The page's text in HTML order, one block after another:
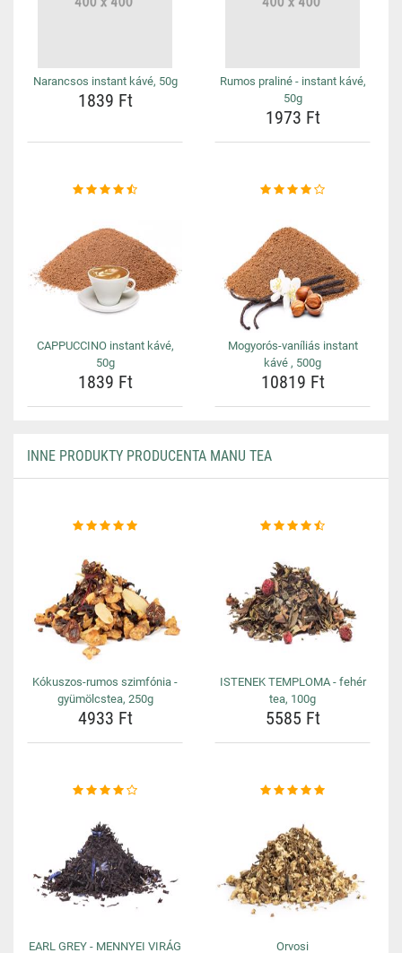
Narancsos instant kávé, 50g
1839 Ft
Rumos praliné - instant kávé,
50g
1973 Ft
CAPPUCCINO instant kávé,
50g
1839 Ft
Mogyorós-vaníliás instant
kávé , 500g
10819 Ft
INNE PRODUKTY PRODUCENTA MANU TEA
Kókuszos-rumos szimfónia -
gyümölcstea, 250g
4933 Ft
ISTENEK TEMPLOMA - fehér
tea, 100g
5585 Ft
EARL GREY - MENNYEI VIRÁG
Orvosi